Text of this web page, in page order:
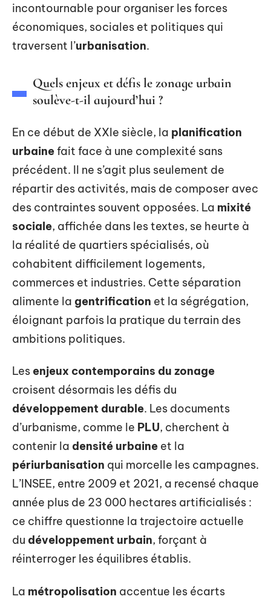
incontournable pour organiser les forces
économiques, sociales et politiques qui
traversent l’urbanisation.
Quels enjeux et défis le zonage urbain
soulève-t-il aujourd’hui ?
En ce début de XXIe siècle, la planification
urbainefait face à une complexité sans
précédent. Il ne s’agit plus seulement de
répartir des activités, mais de composer avec
des contraintes souvent opposées. La mixité
sociale, affichée dans les textes, se heurte à
la réalité de quartiers spécialisés, où
cohabitent difficilement logements,
commerces et industries. Cette séparation
alimente la gentrification et la ségrégation,
éloignant parfois la pratique du terrain des
ambitions politiques.
Les enjeux contemporains du zonage
croisent désormais les défis du
développement durable. Les documents
d’urbanisme, comme le PLU, cherchent à
contenir la densité urbaine et la
périurbanisation qui morcelle les campagnes.
L’INSEE, entre 2009 et 2021, a recensé chaque
année plus de 23 000 hectares artificialisés :
ce chiffre questionne la trajectoire actuelle
du développement urbain, forçant à
réinterroger les équilibres établis.
La métropolisation accentue les écarts